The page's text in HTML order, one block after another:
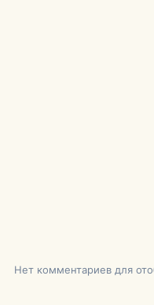
Нет комментариев для